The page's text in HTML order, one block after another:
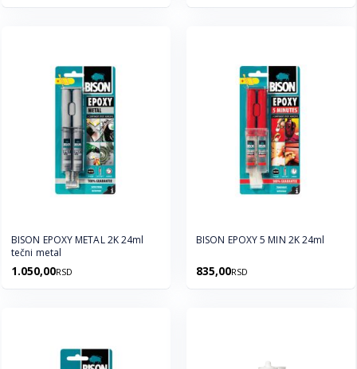
BISON EPOXY METAL 2K 24ml
tečni metal
1.050,00RSD
BISON EPOXY 5 MIN 2K 24ml
835,00RSD